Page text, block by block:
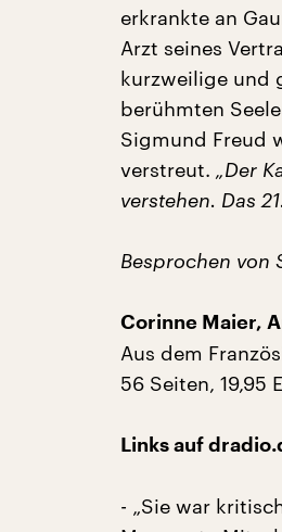
erkrankte an
Arzt seines
kurzweilige und
berühmten
Sigmund Freud
verstreut. „Der
verstehen. Das
Besprochen von
Corinne Maier,
Aus dem
56 Seiten, 19,95
Links auf
- „Sie war